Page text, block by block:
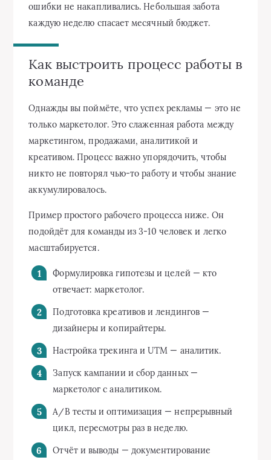
ошибки не накапливались. Небольшая забота
каждую неделю спасает месячный бюджет.
Как выстроить процесс работы в
команде
Однажды вы поймёте, что успех рекламы — это не
только маркетолог. Это слаженная работа между
маркетингом, продажами, аналитикой и
креативом. Процесс важно упорядочить, чтобы
никто не повторял чью-то работу и чтобы знание
аккумулировалось.
Пример простого рабочего процесса ниже. Он
подойдёт для команды из 3-10 человек и легко
масштабируется.
Формулировка гипотезы и целей — кто
отвечает: маркетолог.
Подготовка креативов и лендингов —
дизайнеры и копирайтеры.
Настройка трекинга и UTM — аналитик.
Запуск кампании и сбор данных —
маркетолог с аналитиком.
A/B тесты и оптимизация — непрерывный
цикл, пересмотры раз в неделю.
Отчёт и выводы — документирование